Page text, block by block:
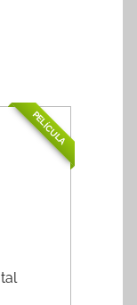
PELÍCULA